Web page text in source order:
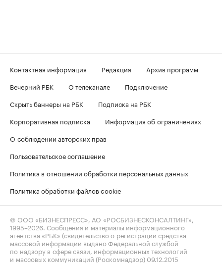
Контактная информация Редакция
Архив программ
Вечерний РБК
О телеканале
Подключение
Скрыть баннеры на РБК
Подписка на РБК
Корпоративная подписка
Информация об ограничениях
О соблюдении авторских прав
Пользовательское соглашение
Политика в отношении обработки персональных данных
Политика обработки файлов cookie
© ООО «БИЗНЕСПРЕСС», АО «РОСБИЗНЕСКОНСАЛТИНГ»,
1995–2026 . Сообщения и материалы информационного
агентства «РБК» (свидетельство о регистрации средства
массовой информации выдано Федеральной службой
по надзору в сфере связи, информационных технологий
и массовых коммуникаций (Роскомнадзор) 09.12.2015